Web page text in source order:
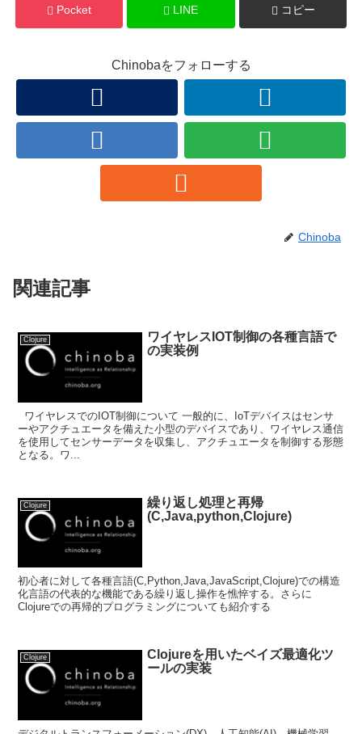
Pocket LINE コピー
Chinobaをフォローする
Chinoba
関連記事
Clojure
ワイヤレスIOT制御の各種言語で
の実装例
ワイヤレスでのIOT制御について 一般的に、IoTデバイスはセンサ
ーやアクチュエータを備えた小型のデバイスであり、ワイヤレス通信
を使用してセンサーデータを収集し、アクチュエータを制御する形態
となる。ワ...
Clojure
繰り返し処理と再帰
(C,Java,python,Clojure)
初心者に対して各種言語(C,Python,Java,JavaScript,Clojure)での構造
化言語の代表的な機能である繰り返し操作を憔悴する。さらに
Clojureでの再帰的プログラミングについても紹介する
Clojure
Clojureを用いたベイズ最適化ツ
ールの実装